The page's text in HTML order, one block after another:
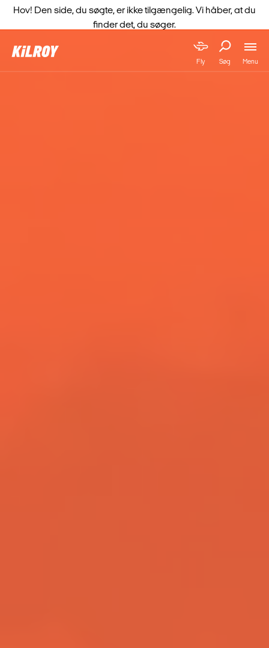
Fly Søg Menu
Hov! Den side, du søgte, er ikke tilgængelig. Vi håber, at du
finder det, du søger.